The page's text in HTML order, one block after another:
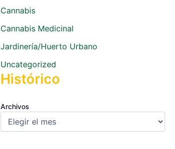
Cannabis
Cannabis Medicinal
Jardinería/Huerto Urbano
Uncategorized
Histórico
Archivos